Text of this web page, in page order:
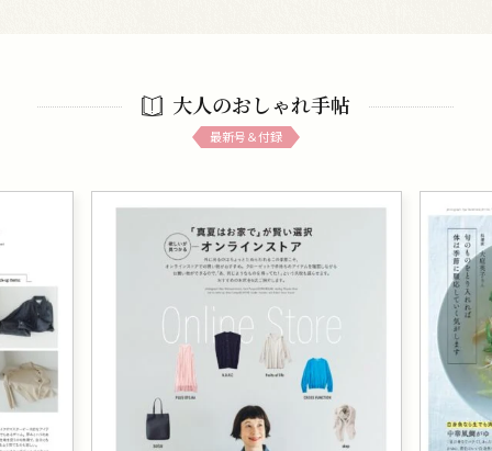
大人のおしゃれ手帖
最新号＆付録